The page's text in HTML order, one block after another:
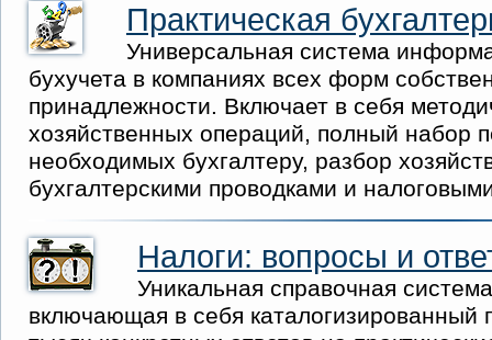
Практическая
Универсальная система
бухучета в компаниях всех форм
принадлежности. Включает в себя
хозяйственных операций, полный набор
необходимых бухгалтеру, разбор
бухгалтерскими проводками и
Налоги: вопросы и
Уникальная справочная
включающая в себя каталогизированный